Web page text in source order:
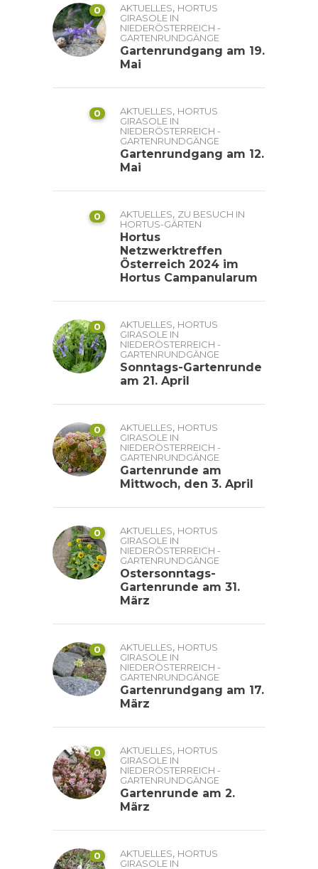
0 AKTUELLES, HORTUS
GIRASOLE IN
NIEDERÖSTERREICH -
GARTENRUNDGÄNGE
Gartenrundgang am 19.
Mai
0 AKTUELLES, HORTUS
GIRASOLE IN
NIEDERÖSTERREICH -
GARTENRUNDGÄNGE
Gartenrundgang am 12.
Mai
0 AKTUELLES, ZU BESUCH IN
HORTUS-GÄRTEN
Hortus
Netzwerktreffen
Österreich 2024 im
Hortus Campanularum
0 AKTUELLES, HORTUS
GIRASOLE IN
NIEDERÖSTERREICH -
GARTENRUNDGÄNGE
Sonntags-Gartenrunde
am 21. April
0 AKTUELLES, HORTUS
GIRASOLE IN
NIEDERÖSTERREICH -
GARTENRUNDGÄNGE
Gartenrunde am
Mittwoch, den 3. April
0 AKTUELLES, HORTUS
GIRASOLE IN
NIEDERÖSTERREICH -
GARTENRUNDGÄNGE
Ostersonntags-
Gartenrunde am 31.
März
0 AKTUELLES, HORTUS
GIRASOLE IN
NIEDERÖSTERREICH -
GARTENRUNDGÄNGE
Gartenrundgang am 17.
März
0 AKTUELLES, HORTUS
GIRASOLE IN
NIEDERÖSTERREICH -
GARTENRUNDGÄNGE
Gartenrunde am 2.
März
0 AKTUELLES, HORTUS
GIRASOLE IN